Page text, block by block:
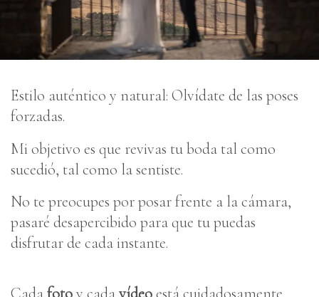
Estilo auténtico y natural: Olvídate de las poses
forzadas.
Mi objetivo es que revivas tu boda tal como
sucedió, tal como la sentiste.
No te preocupes por posar frente a la cámara,
pasaré desapercibido para que tu puedas
disfrutar de cada instante.